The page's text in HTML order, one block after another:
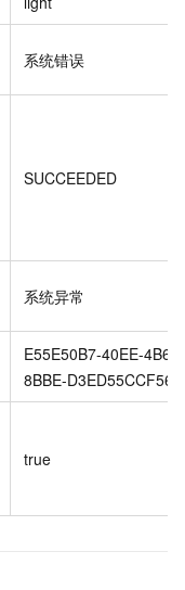
系统错误
SUCCEEDED
系统异常
E55E50B7-40EE-4B6B-
8BBE-D3ED55CCF565
true